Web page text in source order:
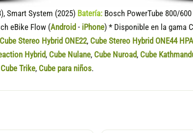
Smart System (2025) Batería:Bosch PowerTube 800/
eBike Flow (Android - iPhone) * Disponible en la gama
Cube Stereo Hybrid ONE22, Cube Stereo Hybrid ONE44 HPA
Hybrid, Cube Nulane, Cube Nuroad, Cube
Cube Trike, Cube para niños.